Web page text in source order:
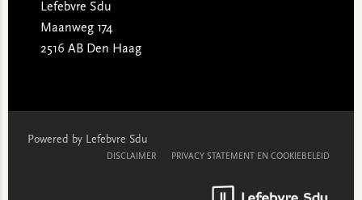
Lefebvre Sdu
Maanweg 174
2516 AB Den Haag
Powered by Lefebvre Sdu
DISCLAIMER PRIVACY STATEMENT EN COOKIEBELEID